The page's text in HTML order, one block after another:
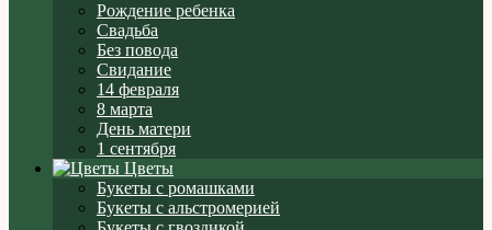
Рождение ребенка
Свадьба
Без повода
Свидание
14 февраля
8 марта
День матери
1 сентября
Цветы
Букеты с ромашками
Букеты с альстромерией